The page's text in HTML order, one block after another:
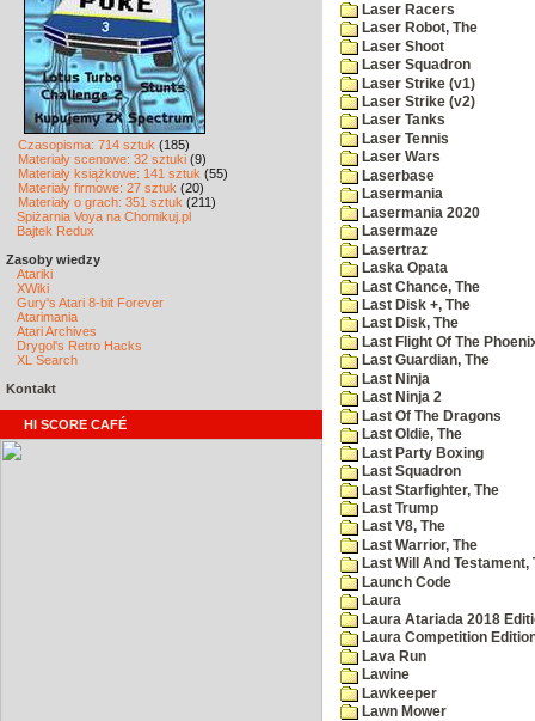
Czasopisma: 714 sztuk (185)
Materiały scenowe: 32 sztuki (9)
Materiały książkowe: 141 sztuk (55)
Materiały firmowe: 27 sztuk (20)
Materiały o grach: 351 sztuk (211)
Spiżarnia Voya na Chomikuj.pl
Bajtek Redux
Zasoby wiedzy
Atariki
XWiki
Gury's Atari 8-bit Forever
Atarimania
Atari Archives
Drygol's Retro Hacks
XL Search
Kontakt
HI SCORE CAFÉ
Laser Racers
Laser Robot, The
Laser Shoot
Laser Squadron
Laser Strike (v1)
Laser Strike (v2)
Laser Tanks
Laser Tennis
Laser Wars
Laserbase
Lasermania
Lasermania 2020
Lasermaze
Lasertraz
Laska Opata
Last Chance, The
Last Disk +, The
Last Disk, The
Last Flight Of The
Last Guardian, The
Last Ninja
Last Ninja 2
Last Of The Dragons
Last Oldie, The
Last Party Boxing
Last Squadron
Last Starfighter, The
Last Trump
Last V8, The
Last Warrior, The
Last Will And Testament,
Launch Code
Laura
Laura Atariada 2018
Laura Competition
Lava Run
Lawine
Lawkeeper
Lawn Mower